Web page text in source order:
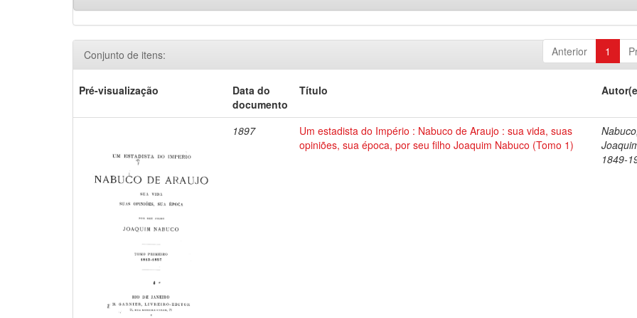
Anterior 1
Conjunto de itens:
Pré-visualização
Data do
documento
Título
1897
Um estadista do Império : Nabuco de Araujo : sua vida, suas
opiniões, sua época, por seu filho Joaquim Nabuco (Tomo 1)
Nabuco,
1849-